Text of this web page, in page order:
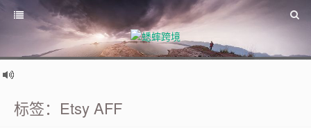
标签：Etsy AFF